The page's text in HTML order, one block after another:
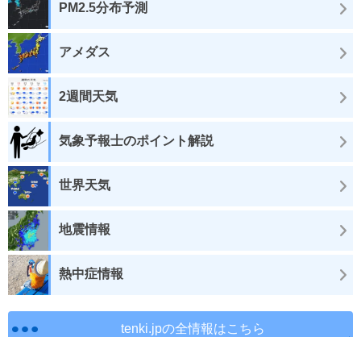
PM2.5分布予測
アメダス
2週間天気
気象予報士のポイント解説
世界天気
地震情報
熱中症情報
tenki.jpの全情報はこちら